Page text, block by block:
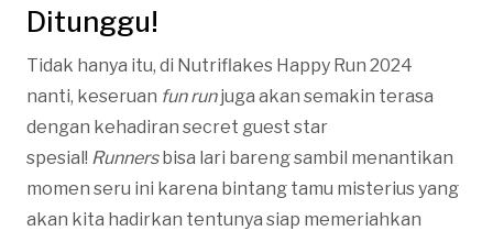
Ditunggu!
Tidak hanya itu, di Nutriflakes Happy Run 2024
nanti, keseruan fun runjuga akan semakin terasa
dengan kehadiran secret guest star
spesial! Runnersbisa lari bareng sambil menantikan
momen seru ini karena bintang tamu misterius yang
akan kita hadirkan tentunya siap memeriahkan